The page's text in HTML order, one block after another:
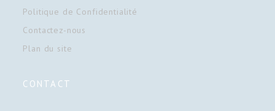
Politique de Confidentialité
Contactez-nous
Plan du site
CONTACT